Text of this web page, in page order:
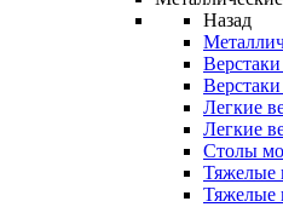
Назад
Легкие
Легкие
Столы
Тяжелые
Тяжелые